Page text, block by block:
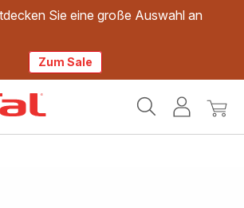
Sie eine große Auswahl an
Zum Sale
Mein
Mein